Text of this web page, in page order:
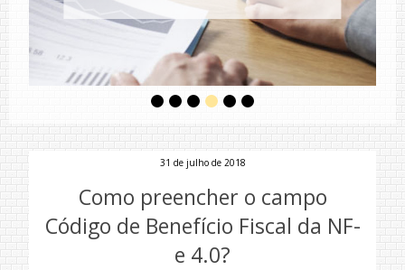
31 de julho de 2018
Como preencher o campo
Código de Benefício Fiscal da NF-
e 4.0?